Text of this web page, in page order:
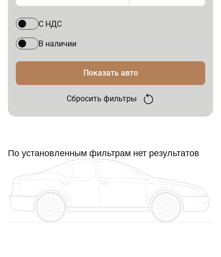
С НДС
В наличии
Показать авто
Сбросить фильтры
По установленным фильтрам нет результатов